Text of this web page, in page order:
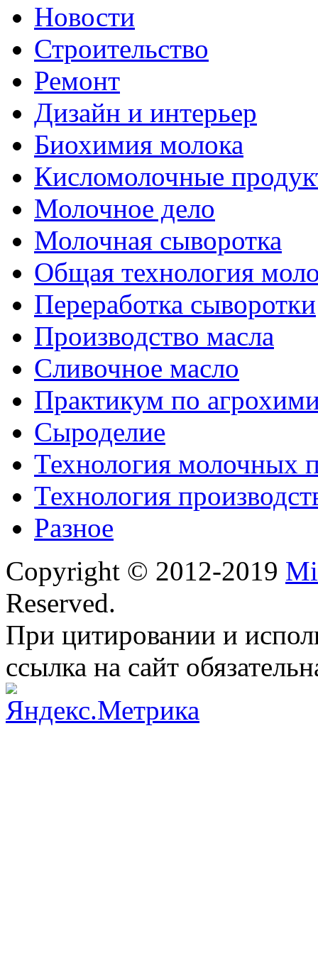
Новости
Строительство
Ремонт
Дизайн и интерьер
Биохимия молока
Кисломолочные
Молочное дело
Молочная сыворотка
Общая технология
Переработка сыворотки
Производство масла
Сливочное масло
Практикум по
Сыроделие
Технология молочных
Технология
Разное
Copyright © 2012-2019
Reserved.
При цитировании и
ссылка на сайт